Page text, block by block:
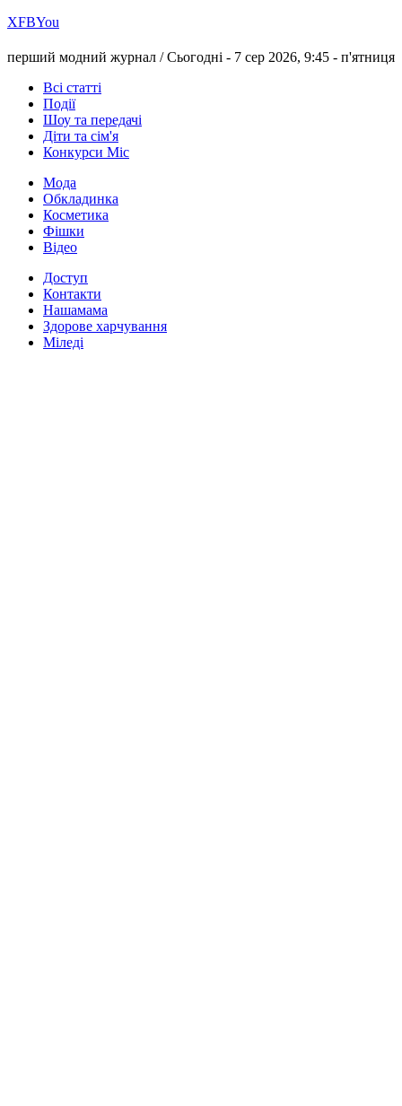
ХFBYou
перший модний журнал /Сьогодні - 7 сер 2026, 9:45 - п'ятниця
Всі статті
Події
Шоу та передачі
Діти та сім'я
Конкурси Міс
Мода
Обкладинка
Косметика
Фішки
Відео
Доступ
Контакти
Нашамама
Здорове харчування
Міледі